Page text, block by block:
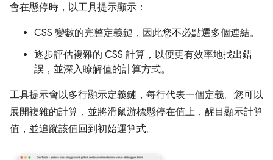
會在懸停時，以工具提示顯示：
CSS 變數的完整定義鏈，因此您不必點選多個連結。
逐步評估複雜的 CSS 計算，以便更有效率地找出錯
誤，並深入瞭解值的計算方式。
工具提示會以多行顯示定義鏈，每行代表一個定義。您可以
展開複雜的計算，並將滑鼠游標懸停在值上，醒目顯示計算
值，並追蹤該值回到初始運算式。